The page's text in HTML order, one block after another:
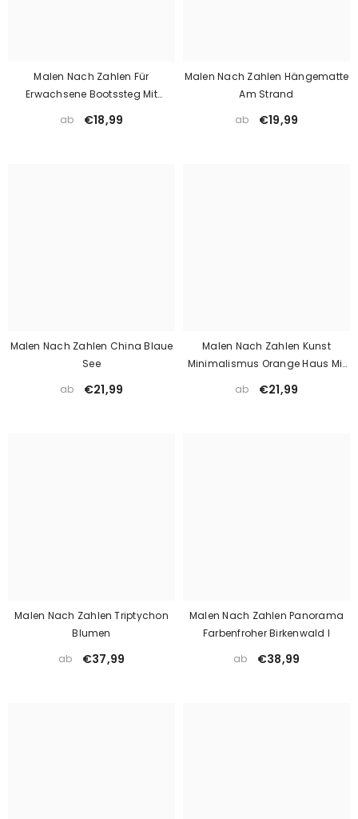
Malen Nach Zahlen Für
Erwachsene Bootssteg Mit
ab €18,99
Malen Nach Zahlen Hängematte
Am Strand
ab
€19,99
Malen Nach Zahlen China Blaue
See
ab
€21,99
Malen Nach Zahlen Kunst
Minimalismus Orange Haus Mit
ab €21,99
Malen Nach Zahlen Triptychon
Blumen
ab
€37,99
Malen Nach Zahlen Panorama
Farbenfroher Birkenwald I
ab
€38,99